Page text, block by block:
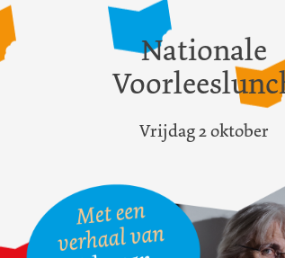
Nationale
Vrijdag 2 oktober